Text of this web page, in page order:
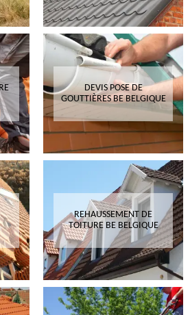
DEVIS POSE DE
GOUTTIÈRES BE BELGIQUE
REHAUSSEMENT DE
TOITURE BE BELGIQUE